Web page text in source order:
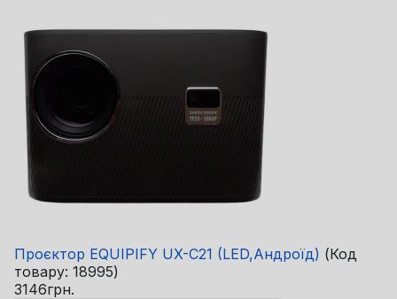
Проєктор EQUIPIFY UX-C21 (LED,Андроїд) (Код
товару: 18995)
3146грн.